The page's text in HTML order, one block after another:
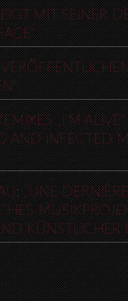
MIT SEINER
„I’M
AND INFECTED
„UNE
KÜNSTLICHER